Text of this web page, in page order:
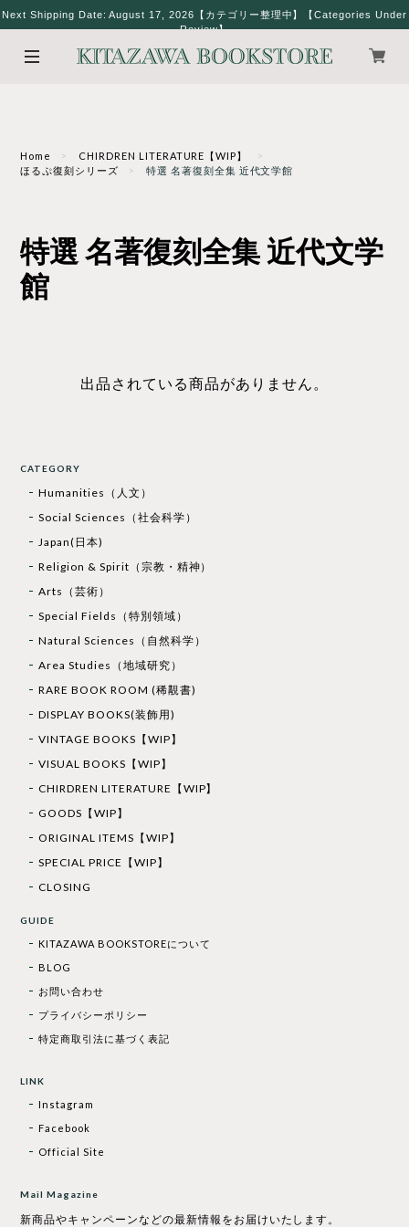
Next Shipping Date: August 17, 2026【カテゴリー整理中】【Categories Under
Review】
Home
CHIRDREN LITERATURE【WIP】
ほるぷ復刻シリーズ
特選 名著復刻全集 近代文学館
特選 名著復刻全集 近代文学
館
出品されている商品がありません。
CATEGORY
Humanities（人文）
Social Sciences（社会科学）
Japan(日本)
Religion & Spirit（宗教・精神）
Arts（芸術）
Special Fields（特別領域）
Natural Sciences（自然科学）
Area Studies（地域研究）
RARE BOOK ROOM (稀覯書)
DISPLAY BOOKS(装飾用)
VINTAGE BOOKS【WIP】
VISUAL BOOKS【WIP】
CHIRDREN LITERATURE【WIP】
GOODS【WIP】
ORIGINAL ITEMS【WIP】
SPECIAL PRICE【WIP】
CLOSING
GUIDE
KITAZAWA BOOKSTOREについて
BLOG
お問い合わせ
プライバシーポリシー
特定商取引法に基づく表記
LINK
Instagram
Facebook
Official Site
Mail Magazine
新商品やキャンペーンなどの最新情報をお届けいたします。